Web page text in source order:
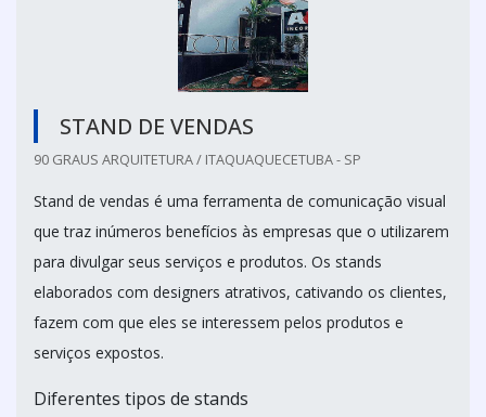
STAND DE VENDAS
90 GRAUS ARQUITETURA / ITAQUAQUECETUBA - SP
Stand de vendas é uma ferramenta de comunicação visual
que traz inúmeros benefícios às empresas que o utilizarem
para divulgar seus serviços e produtos. Os stands
elaborados com designers atrativos, cativando os clientes,
fazem com que eles se interessem pelos produtos e
serviços expostos.
Diferentes tipos de stands